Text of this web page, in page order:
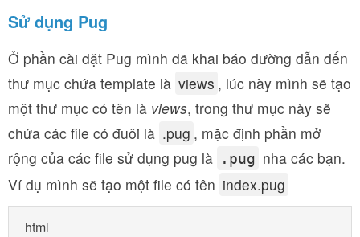
Sử dụng Pug
Ở phần cài đặt Pug mình đã khai báo đường dẫn đến
thư mục chứa template là views , lúc này mình sẽ tạo
một thư mục có tên là views, trong thư mục này sẽ
chứa các file có đuôi là .pug , mặc định phần mở
rộng của các file sử dụng pug là
.pug nha các bạn.
Ví dụ mình sẽ tạo một file có tên index.pug
html